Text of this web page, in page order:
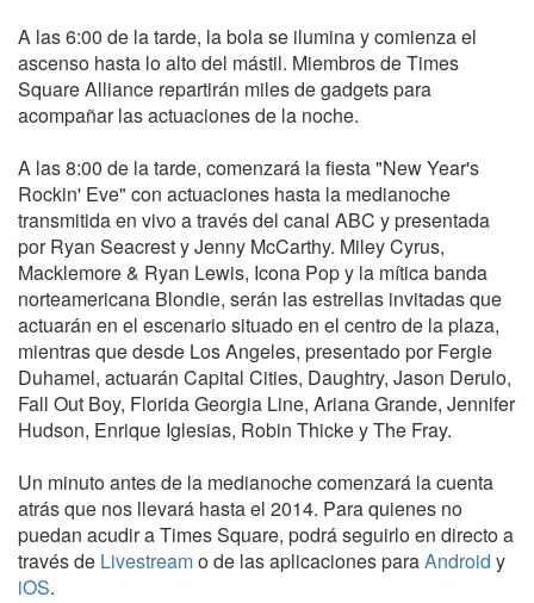
A las 6:00 de la tarde, la bola se ilumina y comienza el
ascenso hasta lo alto del mástil. Miembros de Times
Square Alliance repartirán miles de gadgets para
acompañar las actuaciones de la noche.
A las 8:00 de la tarde, comenzará la fiesta "New Year's
Rockin' Eve" con actuaciones hasta la medianoche
transmitida en vivo a través del canal ABC y presentada
por Ryan Seacrest y Jenny McCarthy. Miley Cyrus,
Macklemore & Ryan Lewis, Icona Pop y la mítica banda
norteamericana Blondie, serán las estrellas invitadas que
actuarán en el escenario situado en el centro de la plaza,
mientras que desde Los Angeles, presentado por Fergie
Duhamel, actuarán Capital Cities, Daughtry, Jason Derulo,
Fall Out Boy, Florida Georgia Line, Ariana Grande, Jennifer
Hudson, Enrique Iglesias, Robin Thicke y The Fray.
Un minuto antes de la medianoche comenzará la cuenta
atrás que nos llevará hasta el 2014. Para quienes no
puedan acudir a Times Square, podrá seguirlo en directo a
través de Livestreamo de las aplicaciones paraAndroid y
iOS.